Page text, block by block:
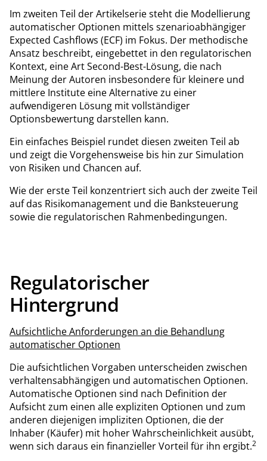
Im zweiten Teil der Artikelserie steht die Modellierung
automatischer Optionen mittels szenarioabhängiger
Expected Cashflows (ECF) im Fokus. Der methodische
Ansatz beschreibt, eingebettet in den regulatorischen
Kontext, eine Art Second-Best-Lösung, die nach
Meinung der Autoren insbesondere für kleinere und
mittlere Institute eine Alternative zu einer
aufwendigeren Lösung mit vollständiger
Optionsbewertung darstellen kann.
Ein einfaches Beispiel rundet diesen zweiten Teil ab
und zeigt die Vorgehensweise bis hin zur Simulation
von Risiken und Chancen auf.
Wie der erste Teil konzentriert sich auch der zweite Teil
auf das Risikomanagement und die Banksteuerung
sowie die regulatorischen Rahmenbedingungen.
Regulatorischer
Hintergrund
Aufsichtliche Anforderungen an die Behandlung
automatischer Optionen
Die aufsichtlichen Vorgaben unterscheiden zwischen
verhaltensabhängigen und automatischen Optionen.
Automatische Optionen sind nach Definition der
Aufsicht zum einen alle expliziten Optionen und zum
anderen diejenigen impliziten Optionen, die der
Inhaber (Käufer) mit hoher Wahrscheinlichkeit ausübt,
wenn sich daraus ein finanzieller Vorteil für ihn ergibt.2